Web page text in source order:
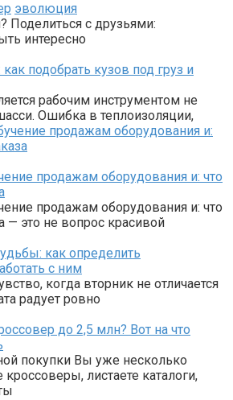
эволюция
Поделиться с друзьями:
интересно
подобрать кузов под груз и
рабочим инструментом не
Ошибка в теплоизоляции,
продажам оборудования и: что
продажам оборудования и: что
— это не вопрос красивой
как определить
с ним
когда вторник не отличается
радует ровно
до 2,5 млн? Вот на что
покупки Вы уже несколько
листаете каталоги,